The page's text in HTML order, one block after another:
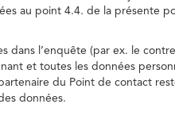
au point 4.4. de la présente
dans l’enquête (par ex. le
et toutes les données
du Point de contact
données.